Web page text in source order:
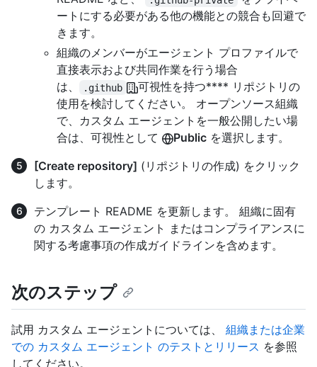
ートにする必要がある他の機能との競合も回避で
きます。
組織のメンバーがエージェント プロファイルで
直接表示および共同作業を行う場合
は、
.github
可視性を持つ**** リポジトリの
使用を検討してください。 オープンソース組織
で、カスタム エージェントを一般公開したい場
合は、可視性として
Public を選択します。
[Create repository] (リポジトリの作成) をクリック
します。
テンプレート README を更新します。 組織に固有
の カスタム エージェント またはコンプライアンスに
関する考慮事項の作成ガイドラインを含めます。
次のステップ
試用 カスタム エージェントについては、 組織または企業
での カスタム エージェント のテストとリリース を参照
してください。